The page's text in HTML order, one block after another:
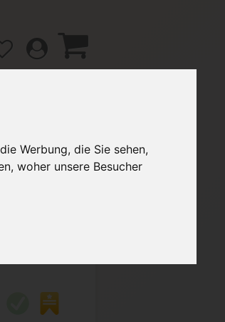
Werbung, die Sie sehen,
woher unsere Besucher
/ FAQ